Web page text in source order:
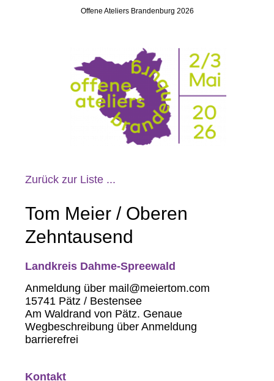
Offene Ateliers Brandenburg 2026
Zurück zur Liste ...
Tom Meier / Oberen
Zehntausend
Landkreis Dahme-Spreewald
Anmeldung über mail@meiertom.com
15741 Pätz / Bestensee
Am Waldrand von Pätz. Genaue
Wegbeschreibung über Anmeldung
barrierefrei
Kontakt